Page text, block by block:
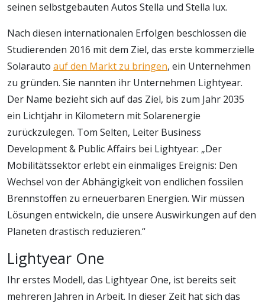
seinen selbstgebauten Autos Stella und Stella lux.
Nach diesen internationalen Erfolgen beschlossen die
Studierenden 2016 mit dem Ziel, das erste kommerzielle
Solarauto auf den Markt zu bringen, ein Unternehmen
zu gründen. Sie nannten ihr Unternehmen Lightyear.
Der Name bezieht sich auf das Ziel, bis zum Jahr 2035
ein Lichtjahr in Kilometern mit Solarenergie
zurückzulegen. Tom Selten, Leiter Business
Development & Public Affairs bei Lightyear: „Der
Mobilitätssektor erlebt ein einmaliges Ereignis: Den
Wechsel von der Abhängigkeit von endlichen fossilen
Brennstoffen zu erneuerbaren Energien. Wir müssen
Lösungen entwickeln, die unsere Auswirkungen auf den
Planeten drastisch reduzieren.“
Lightyear One
Ihr erstes Modell, das Lightyear One, ist bereits seit
mehreren Jahren in Arbeit. In dieser Zeit hat sich das